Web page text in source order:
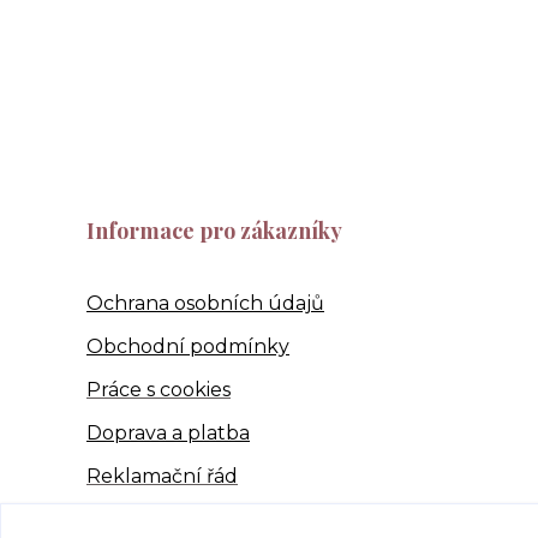
Informace pro zákazníky
Ochrana osobních údajů
Obchodní podmínky
Práce s cookies
Doprava a platba
Reklamační řád